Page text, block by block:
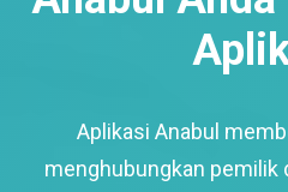
Aplikasi Anabul
menghubungkan pemilik